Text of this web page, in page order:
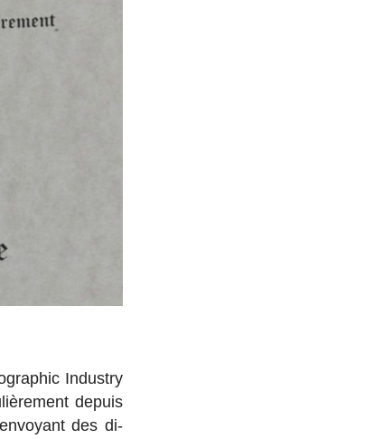
In­dus­try
depuis
des di­